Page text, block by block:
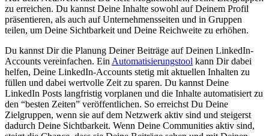
zu erreichen. Du kannst Deine Inhalte sowohl auf Deinem Profil
präsentieren, als auch auf Unternehmensseiten und in Gruppen
teilen, um Deine Sichtbarkeit und Deine Reichweite zu erhöhen.
Du kannst Dir die Planung Deiner Beiträge auf Deinen LinkedIn-
Accounts vereinfachen. Ein Automatisierungstool kann Dir dabei
helfen, Deine LinkedIn-Accounts stetig mit aktuellen Inhalten zu
füllen und dabei wertvolle Zeit zu sparen. Du kannst Deine
LinkedIn Posts langfristig vorplanen und die Inhalte automatisiert zu
den “besten Zeiten” veröffentlichen. So erreichst Du Deine
Zielgruppen, wenn sie auf dem Netzwerk aktiv sind und steigerst
dadurch Deine Sichtbarkeit. Wenn Deine Communities aktiv sind,